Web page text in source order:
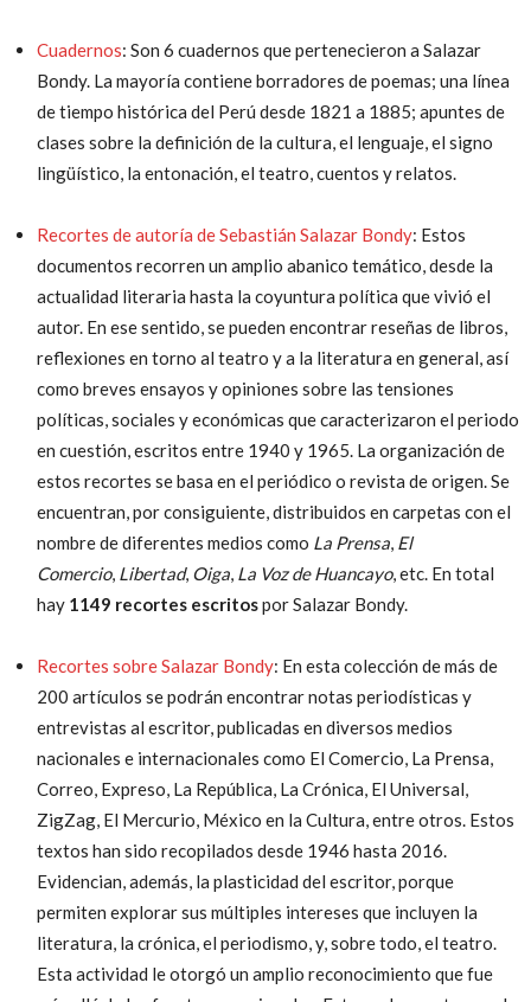
Cuadernos: Son 6 cuadernos que pertenecieron a Salazar
Bondy. La mayoría contiene borradores de poemas; una línea
de tiempo histórica del Perú desde 1821 a 1885; apuntes de
clases sobre la definición de la cultura, el lenguaje, el signo
lingüístico, la entonación, el teatro, cuentos y relatos.
Recortes de autoría de Sebastián Salazar Bondy: Estos
documentos recorren un amplio abanico temático, desde la
actualidad literaria hasta la coyuntura política que vivió el
autor. En ese sentido, se pueden encontrar reseñas de libros,
reflexiones en torno al teatro y a la literatura en general, así
como breves ensayos y opiniones sobre las tensiones
políticas, sociales y económicas que caracterizaron el periodo
en cuestión, escritos entre 1940 y 1965. La organización de
estos recortes se basa en el periódico o revista de origen. Se
encuentran, por consiguiente, distribuidos en carpetas con el
nombre de diferentes medios como La Prensa El
Comercio, Libertad, Oiga La Voz de Huancayo, etc. En total
hay 1149 recortes escritospor Salazar Bondy.
Recortes sobre Salazar Bondy: En esta colección de más de
200 artículos se podrán encontrar notas periodísticas y
entrevistas al escritor, publicadas en diversos medios
nacionales e internacionales como El Comercio, La Prensa,
Correo, Expreso, La República, La Crónica, El Universal,
ZigZag, El Mercurio, México en la Cultura, entre otros. Estos
textos han sido recopilados desde 1946 hasta 2016.
Evidencian, además, la plasticidad del escritor, porque
permiten explorar sus múltiples intereses que incluyen la
literatura, la crónica, el periodismo, y, sobre todo, el teatro.
Esta actividad le otorgó un amplio reconocimiento que fue